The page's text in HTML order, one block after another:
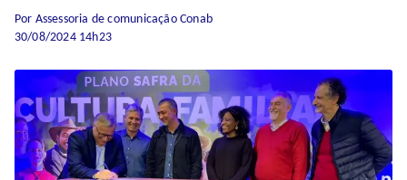
Por Assessoria de comunicação Conab
30/08/2024 14h23